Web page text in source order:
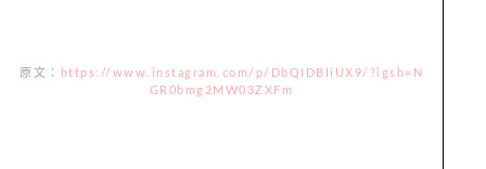
原文：
https://www.instagram.com/p/DbQIDBIiUX9/?igsh=N
GR0bmg2MW03ZXFm